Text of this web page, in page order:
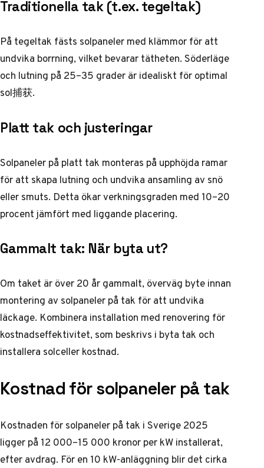
Traditionella tak (t.ex. tegeltak)
På tegeltak fästs solpaneler med klämmor för att
undvika borrning, vilket bevarar tätheten. Söderläge
och lutning på 25–35 grader är idealiskt för optimal
sol捕获.
Platt tak och justeringar
Solpaneler på platt tak monteras på upphöjda ramar
för att skapa lutning och undvika ansamling av snö
eller smuts. Detta ökar verkningsgraden med 10–20
procent jämfört med liggande placering.
Gammalt tak: När byta ut?
Om taket är över 20 år gammalt, överväg byte innan
montering av solpaneler på tak för att undvika
läckage. Kombinera installation med renovering för
kostnadseffektivitet, som beskrivs i byta tak och
installera solceller kostnad.
Kostnad för solpaneler på tak
Kostnaden för solpaneler på tak i Sverige 2025
ligger på 12 000–15 000 kronor per kW installerat,
efter avdrag. För en 10 kW-anläggning blir det cirka